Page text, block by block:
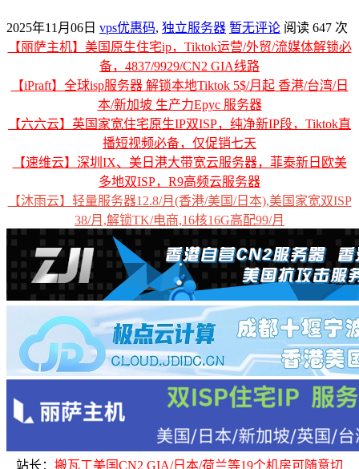
2025年11月06日 vps优惠码, 独立服务器 暂无评论 阅读 647 次
【丽萨主机】美国原生住宅ip，Tiktok运营/外贸/流媒体解锁必
备，4837/9929/CN2 GIA线路
【iPraft】全球isp服务器 解锁本地Tiktok 5$/月起 香港/台湾/日
本/新加坡 生产力Epyc 服务器
【六六云】英国家宽住宅原生IP双ISP，纯净新IP段，Tiktok直
播短视频必备，仅促销七天
【速维云】深圳IX、美日港大带宽云服务器，菲泰新日欧美
多地双ISP，R9高频云服务器
【沐雨云】轻量服务器12.8/月(香港/美国/日本),美国家宽双ISP
38/月,解锁TK/电商,16核16G高配99/月
站长： 搬瓦工美国CN2 GIA/日本/荷兰等19个机房可随意切